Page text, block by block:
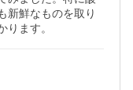
新鮮なものを取り
ります。